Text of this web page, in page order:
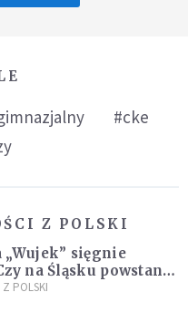
#cke
Z POLSKI
sięgnie
na Śląsku powstanie
POLSKI